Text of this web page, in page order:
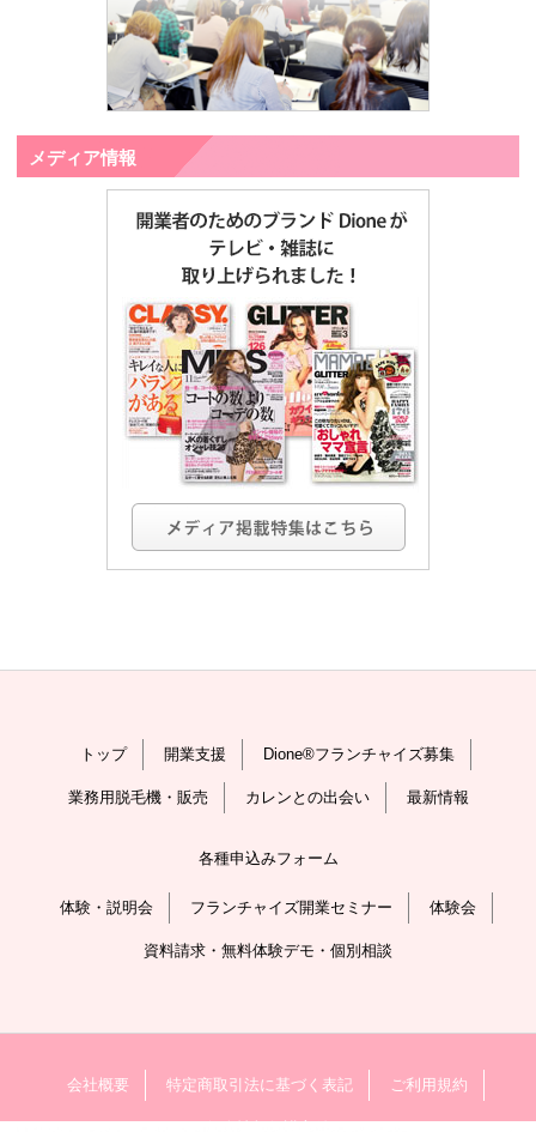
メディア情報
トップ 開業支援 Dione®フランチャイズ募集
業務用脱毛機・販売 カレンとの出会い 最新情報
各種申込みフォーム
体験・説明会 フランチャイズ開業セミナー 体験会
資料請求・無料体験デモ・個別相談
会社概要 特定商取引法に基づく表記 ご利用規約